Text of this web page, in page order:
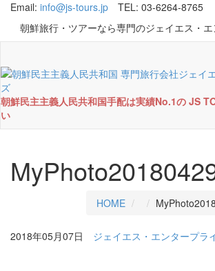
Email: info@js-tours.jp
TEL: 03-6264-8765
朝鮮旅行・ツアーなら専門のジェイエス・
朝鮮民主主義人民共和国手配は実績No.1の JS
い
HOME
2018年05月07日 ジェイエス・エンタープラ